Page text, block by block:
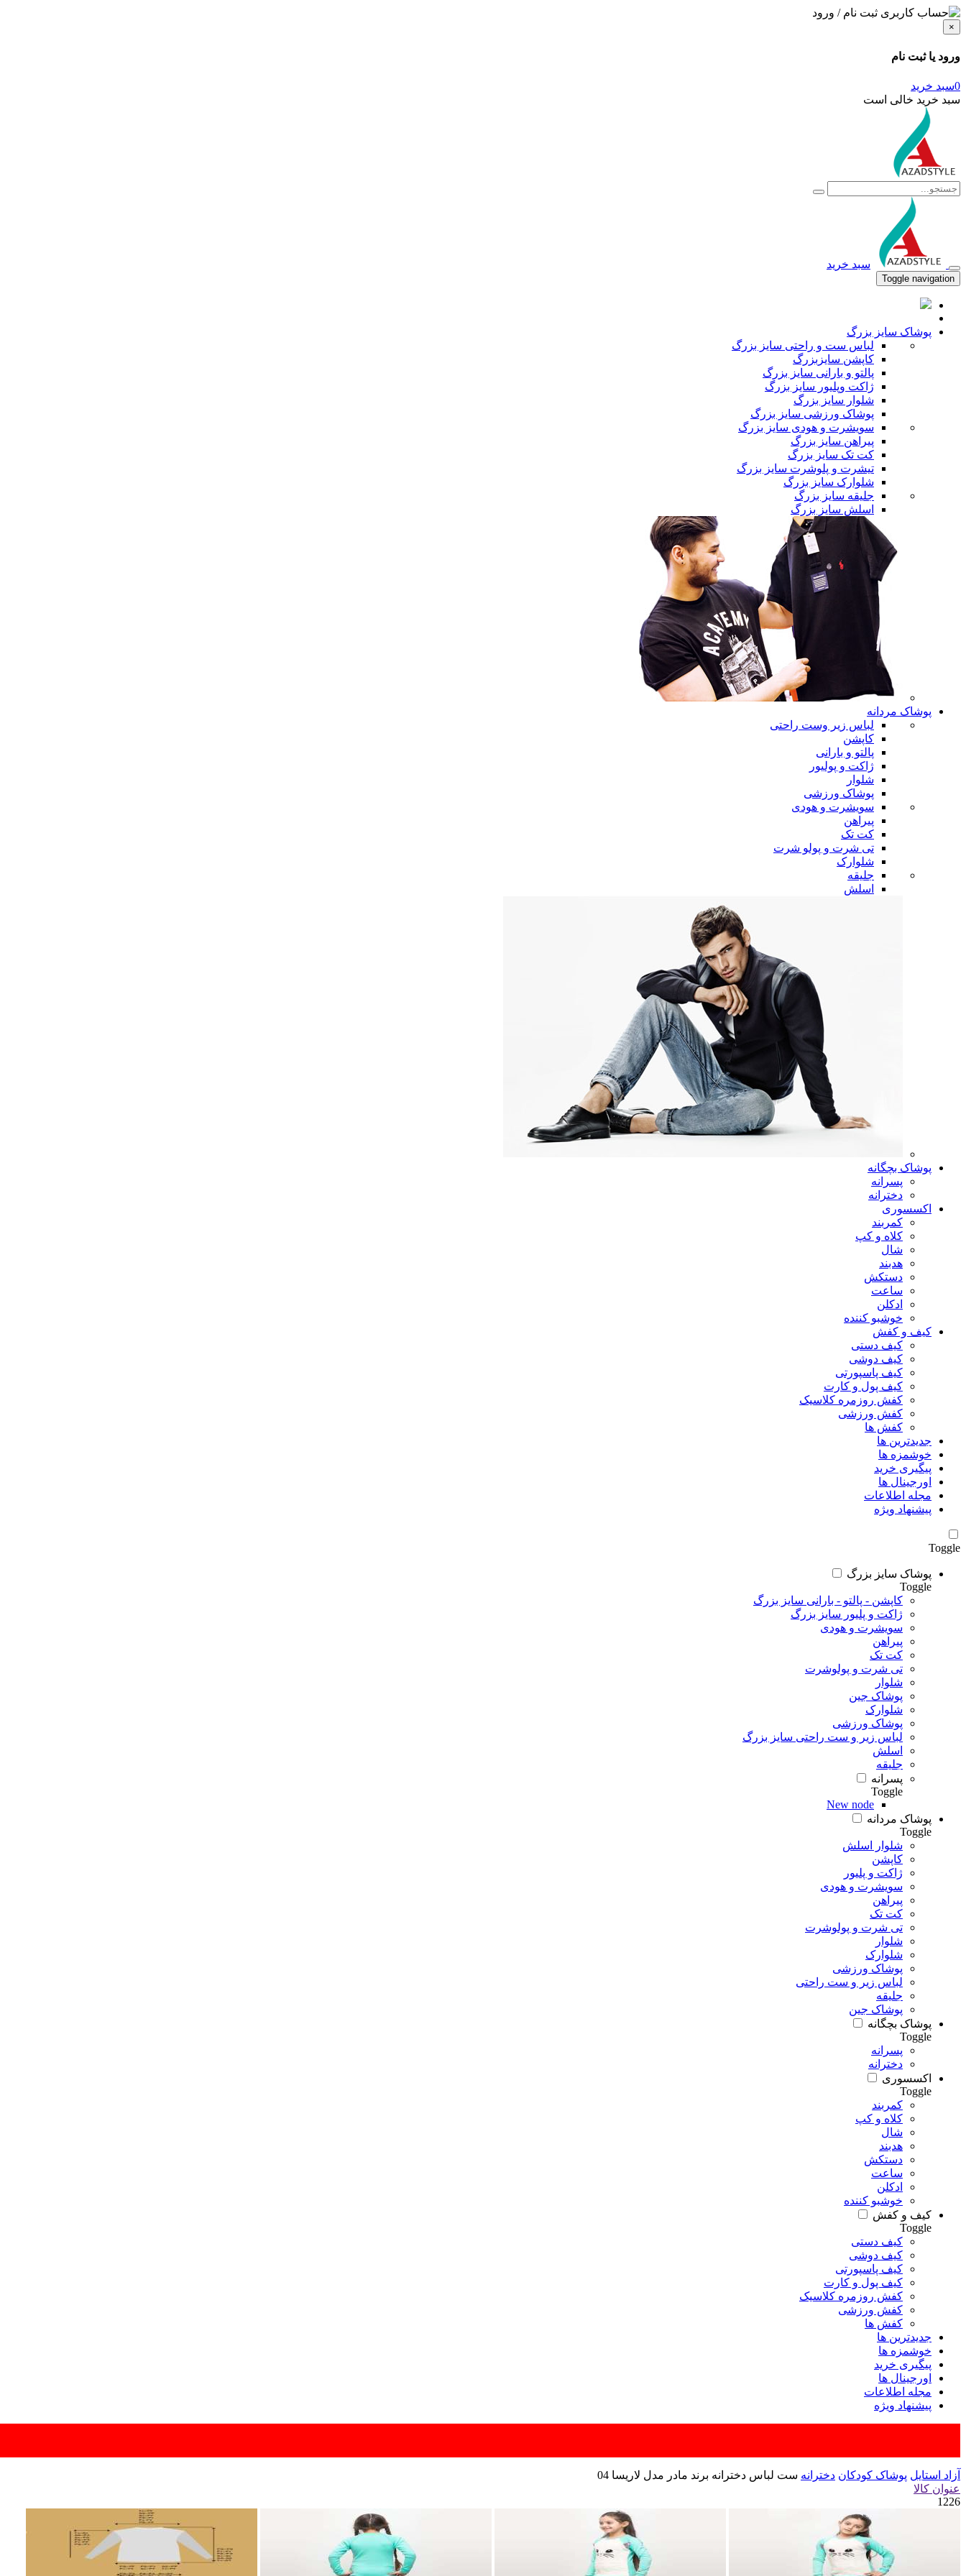
ثبت نام / ورود
×
ورود یا ثبت نام
0سبد خرید
سبد خرید خالی است
سبد خرید
Toggle navigation
پوشاک سایز بزرگ
لباس ست و راحتی سایز بزرگ
کاپشن سایزبزرگ
پالتو و بارانی سایز بزرگ
ژاکت وپلیور سایز بزرگ
شلوار سایز بزرگ
پوشاک ورزشی سایز بزرگ
سویشرت و هودی سایز بزرگ
پیراهن سایز بزرگ
کت تک سایز بزرگ
تیشرت و پلوشرت سایز بزرگ
شلوارک سایز بزرگ
جلیقه سایز بزرگ
اسلش سایز بزرگ
پوشاک مردانه
لباس زیر وست راحتی
کاپشن
پالتو و بارانی
ژاکت و پولیور
شلوار
پوشاک ورزشی
سویشرت و هودی
پیراهن
کت تک
تی شرت و پولو شرت
شلوارک
جلیقه
اسلش
پوشاک بچگانه
پسرانه
دخترانه
اکسسوری
کمربند
کلاه و کپ
شال
هدبند
دستکش
ساعت
ادکلن
خوشبو کننده
کیف و کفش
کیف دستی
کیف دوشی
کیف پاسپورتی
کیف پول و کارت
کفش روزمره کلاسیک
کفش ورزشی
کفش ها
جدیدترین ها
خوشمزه ها
پیگیری خرید
اورجینال ها
مجله اطلاعات
پیشنهاد ویژه
Toggle
پوشاک سایز بزرگ
Toggle
کاپشن - پالتو - بارانی سایز بزرگ
ژاکت و پلیور سایز بزرگ
سویشرت و هودی
پیراهن
کت تک
تی شرت و پولوشرت
شلوار
پوشاک جین
شلوارک
پوشاک ورزشی
لباس زیر و ست راحتی سایز بزرگ
اسلش
جلیقه
پسرانه
Toggle
New node
پوشاک مردانه
Toggle
شلوار اسلش
کاپشن
ژاکت و پلیور
سویشرت و هودی
پیراهن
کت تک
تی شرت و پولوشرت
شلوار
شلوارک
پوشاک ورزشی
لباس زیر و ست راحتی
جلیقه
پوشاک جین
پوشاک بچگانه
Toggle
پسرانه
دخترانه
اکسسوری
Toggle
کمربند
کلاه و کپ
شال
هدبند
دستکش
ساعت
ادکلن
خوشبو کننده
کیف و کفش
Toggle
کیف دستی
کیف دوشی
کیف پاسپورتی
کیف پول و کارت
کفش روزمره کلاسیک
کفش ورزشی
کفش ها
جدیدترین ها
خوشمزه ها
پیگیری خرید
اورجینال ها
مجله اطلاعات
پیشنهاد ویژه
آزاد استایل پوشاک کودکان دخترانه ست لباس دخترانه برند مادر مدل لاریسا 04
عنوان کالا
1226